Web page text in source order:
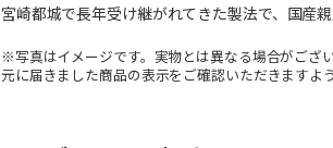
宮崎都城で長年受け継がれてきた製法で、国産
※写真はイメージです。実物とは異なる場合がござ
元に届きました商品の表示をご確認いただきますよ